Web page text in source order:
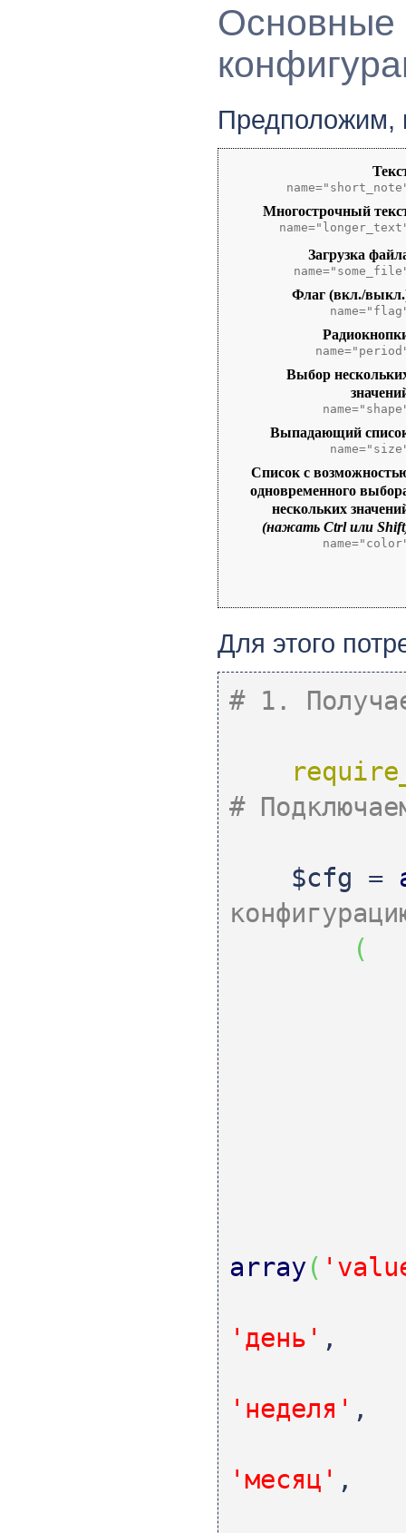
Основные
Предположим,
Для этого
# 1.
#
$cfg =
(
array(
'день' ,
'неделя' ,
'месяц' ,